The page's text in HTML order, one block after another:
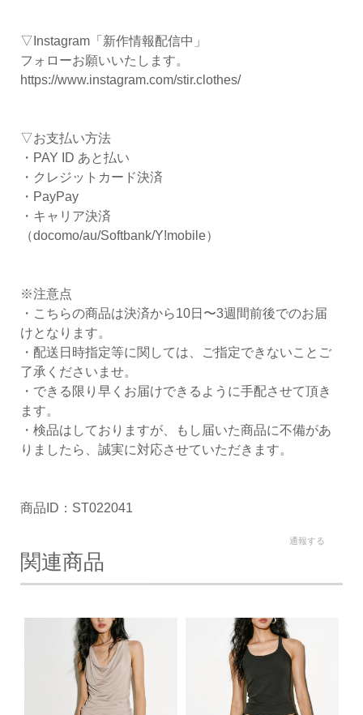
▽Instagram「新作情報配信中」
フォローお願いいたします。
https://www.instagram.com/stir.clothes/
▽お支払い方法
・PAY ID あと払い
・クレジットカード決済
・PayPay
・キャリア決済
（docomo/au/Softbank/Y!mobile）
※注意点
・こちらの商品は決済から10日〜3週間前後でのお届
けとなります。
・配送日時指定等に関しては、ご指定できないことご
了承くださいませ。
・できる限り早くお届けできるように手配させて頂き
ます。
・検品はしておりますが、もし届いた商品に不備があ
りましたら、誠実に対応させていただきます。
商品ID：ST022041
通報する
関連商品